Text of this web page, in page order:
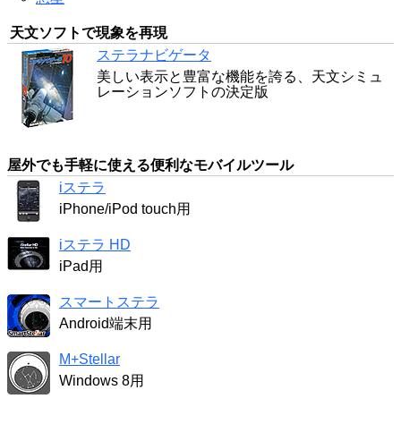
天文ソフトで現象を再現
ステラナビゲータ
美しい表示と豊富な機能を誇る、天文シミュ
レーションソフトの決定版
屋外でも手軽に使える便利なモバイルツール
iステラ
iPhone/iPod touch用
iステラ HD
iPad用
スマートステラ
Android端末用
M+Stellar
Windows 8用